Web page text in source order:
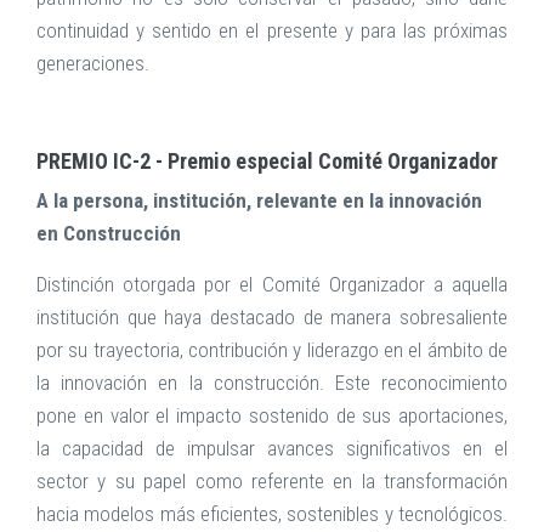
continuidad y sentido en el presente y para las próximas
generaciones.
PREMIO IC-2 - Premio especial Comité Organizador
A la persona, institución, relevante en la innovación
en Construcción
Distinción otorgada por el Comité Organizador a aquella
institución que haya destacado de manera sobresaliente
por su trayectoria, contribución y liderazgo en el ámbito de
la innovación en la construcción. Este reconocimiento
pone en valor el impacto sostenido de sus aportaciones,
la capacidad de impulsar avances significativos en el
sector y su papel como referente en la transformación
hacia modelos más eficientes, sostenibles y tecnológicos.